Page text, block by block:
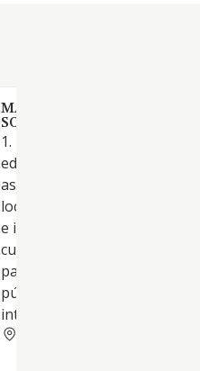
MANLI SERVICIOS
SOCIEDAD LIMITADA.
1. El cuidado y
edificios, urbanizaciones,
así como la limpieza de
locales, instalaciones
e inmuebles en general,
cualquiera que fuere su
parques, jardines, vías y
públicos y privados, urbanos
interurbanos